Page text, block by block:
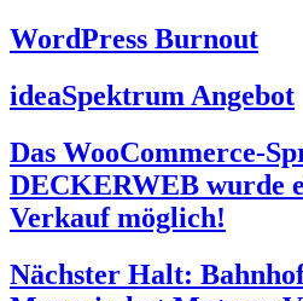
WordPress Burnout
ideaSpektrum Angebot
Das WooCommerce-
DECKERWEB wurde
Verkauf möglich!
Nächster Halt: